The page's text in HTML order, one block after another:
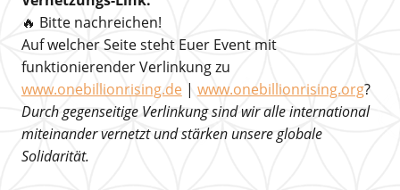
🔥 Bitte nachreichen!
Auf welcher Seite steht Euer Event mit
funktionierender Verlinkung zu
www.onebillionrising.de | www.onebillionrising.org?
Durch gegenseitige Verlinkung sind wir alle international
miteinander vernetzt und stärken unsere globale
Solidarität.